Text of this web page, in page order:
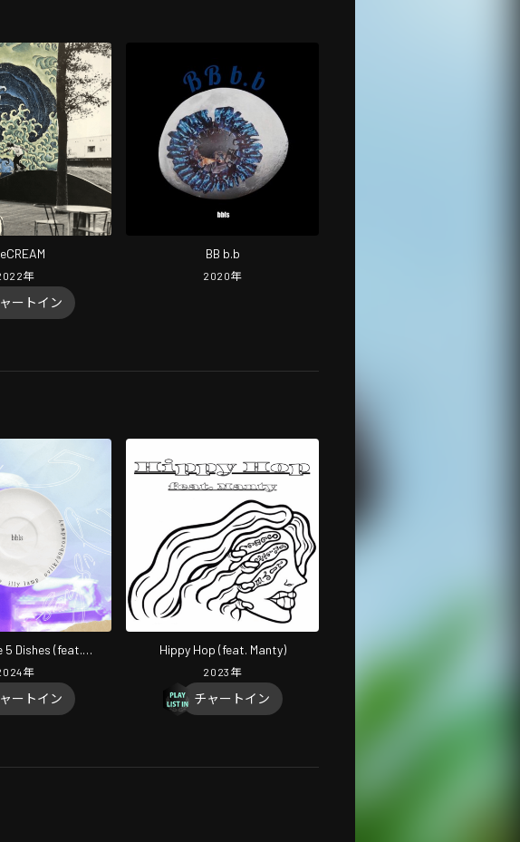
年
ートイン
BB b.b
2020年
5 Dishes (feat.
Ree, illy lamp &
年
ートイン
Hippy Hop (feat. Manty)
2023 年
チャートイン